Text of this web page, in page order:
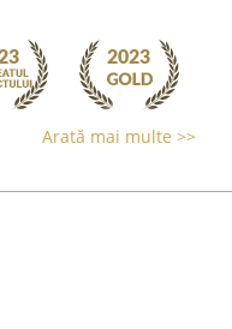
Arată mai multe >>